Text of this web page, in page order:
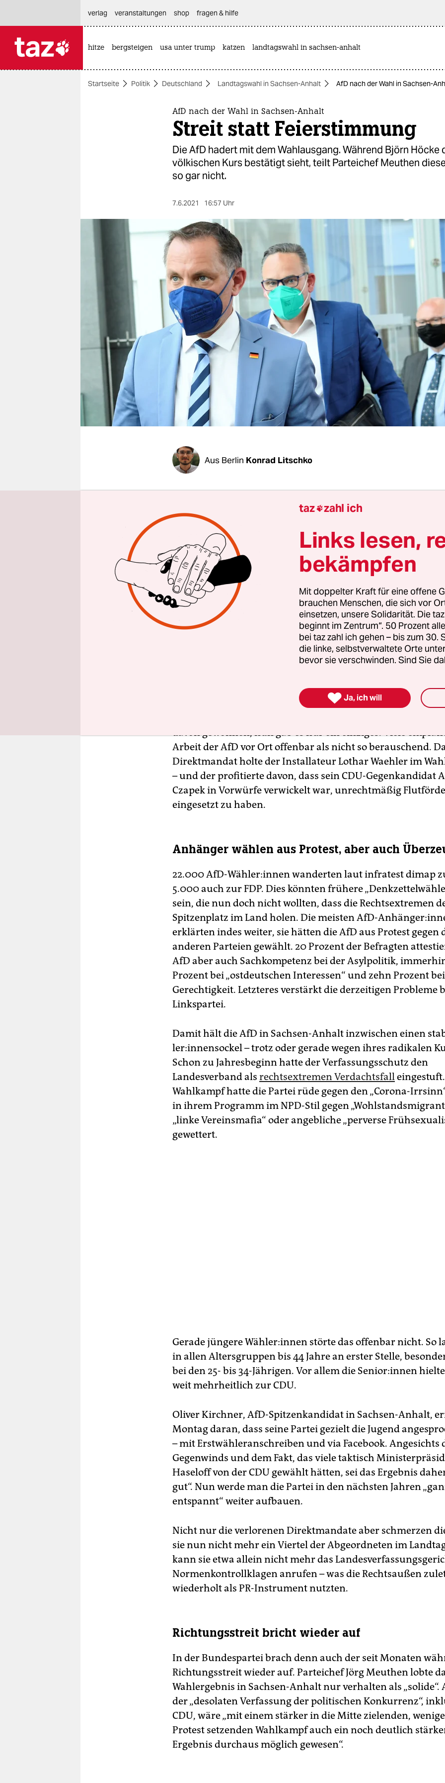
themen
nord
veranstaltungen
shop
fragen & hilfe
unterstützen
genossenschaft
verlag
veranstaltungen shop fragen & hilfe
hitze bergsteigen usa unter trump katzen landtagswahl in sachsen-anhalt
Startseite Politik Deutschland Landtagswahl in Sachsen-Anhalt AfD nach der Wahl in Sachsen-
AfD nach der Wahl in Sachsen-Anhalt
Streit statt Feierstimmung
Die AfD hadert mit dem Wahlausgang. Während Björn Höcke
völkischen Kurs bestätigt sieht, teilt Parteichef Meuthen
so gar nicht.
7.6.2021 16:57 Uhr
Aus Berlin Konrad Litschko
Tino Chrupalla gibt sich am Montag auf einer
Berlin zufrieden. Das Ergebnis von Sachsen-Anhalt sei
sagt der AfD-Bundesvorsitzende. Die Partei habe sich in dem
Bundesland konsolidiert, sei zweite Volkspartei. Das gebe
Rückenwind“ auch für die Bundestagswahl. „Wir wollen
Volkspartei werden.“
Die Zufriedenheit teilen jedoch nicht alle in der Partei.
Wahrheit gehört: Die AfD hatte sich bei der Landtagswahl in
Anhalt mehr erhofft.
Co-Bundeschef Jörg Meuthen und
hatten den Spitzenplatz noch vor der CDU als Ziel genannt,
bundesweit. Doch am Ende landete die AfD mit20,8 Prozent
deutlich weniger als die 24,3 Prozent von 2016.
davon gewonnen, nun gab es nur ein einziges. Viele
Arbeit der AfD vor Ort offenbar als nicht so berauschend.
Direktmandat holte der Installateur Lothar Waehler im
– und der profitierte davon, dass sein CDU-Gegenkandidat
Czapek in Vorwürfe verwickelt war, unrechtmäßig
eingesetzt zu haben.
Anhänger wählen aus Protest, aber auch
22.000 AfD-Wähler:innen wanderten laut infratest dimap
5.000 auch zur FDP. Dies könnten frühere
sein, die nun doch nicht wollten, dass die Rechtsextremen
Spitzenplatz im Land holen. Die meisten AfD-
erklärten indes weiter, sie hätten die AfD aus Protest gegen
anderen Parteien gewählt. 20 Prozent der Befragten
AfD aber auch Sachkompetenz bei der Asylpolitik,
Prozent bei „ostdeutschen Interessen“ und zehn Prozent
Gerechtigkeit. Letzteres verstärkt die derzeitigen Probleme
Linkspartei.
Damit hält die AfD in Sachsen-Anhalt inzwischen einen
le­r:in­nen­so­ckel – trotz oder gerade wegen ihres radikalen
Schon zu Jahresbeginn hatte der Verfassungsschutz den
Landesverband als rechtsextremen Verdachtsfall
Wahlkampf hatte die Partei rüde gegen den „Corona-
in ihrem Programm im NPD-Stil gegen
„linke Vereinsmafia“ oder angebliche „perverse
gewettert.
Gerade jüngere Wäh­le­r:in­nen störte das offenbar nicht. So
in allen Altersgruppen bis 44 Jahre an erster Stelle,
bei den 25- bis 34-Jährigen. Vor allem die Se­nio­r:in­nen
weit mehrheitlich zur CDU.
Oliver Kirchner, AfD-Spitzenkandidat in Sachsen-Anhalt,
Montag daran, dass seine Partei gezielt die Jugend
– mit Erstwähleranschreiben und via Facebook. Angesichts
Gegenwinds und dem Fakt, das viele taktisch
Haseloff von der CDU gewählt hätten, sei das Ergebnis
gut“. Nun werde man die Partei in den nächsten Jahren
entspannt“ weiter aufbauen.
Nicht nur die verlorenen Direktmandate aber schmerzen
sie nun nicht mehr ein Viertel der Abgeordneten im
kann sie etwa allein nicht mehr das
Normenkontrollklagen anrufen – was die Rechtsaußen
wiederholt als PR-Instrument nutzten.
Richtungsstreit bricht wieder auf
In der Bundespartei brach denn auch der seit Monaten
Richtungsstreit wieder auf. Parteichef Jörg Meuthen lobte
Wahlergebnis in Sachsen-Anhalt nur verhalten als „solide“.
der „desolaten Verfassung der politischen Konkurrenz“,
CDU, wäre „mit einem stärker in die Mitte zielenden,
Protest setzenden Wahlkampf auch ein noch deutlich
Ergebnis durchaus möglich gewesen“.
taz zahl ich
Links lesen,
bekämpfen
Mit doppelter Kraft für eine offene
brauchen Menschen, die sich vor
einsetzen, unsere Solidarität. Die
beginnt im Zentrum“. 50 Prozent
bei taz zahl ich gehen – bis zum
die linke, selbstverwaltete Orte
bevor sie verschwinden. Sind Sie
 Ja, ich will